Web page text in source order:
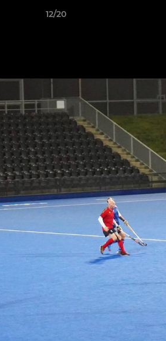
12/20